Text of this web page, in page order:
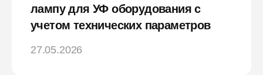
лампу для УФ оборудования с
учетом технических параметров
27.05.2026